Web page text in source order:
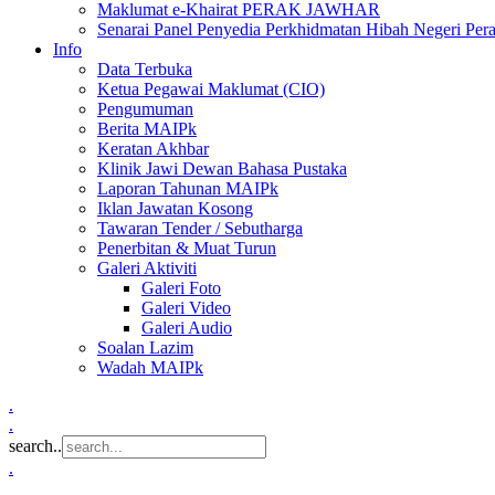
Maklumat e-Khairat PERAK JAWHAR
Senarai Panel Penyedia Perkhidmatan Hibah Negeri
Info
Data Terbuka
Ketua Pegawai Maklumat (CIO)
Pengumuman
Berita MAIPk
Keratan Akhbar
Klinik Jawi Dewan Bahasa Pustaka
Laporan Tahunan MAIPk
Iklan Jawatan Kosong
Tawaran Tender / Sebutharga
Penerbitan & Muat Turun
Galeri Aktiviti
Galeri Foto
Galeri Video
Galeri Audio
Soalan Lazim
Wadah MAIPk
.
.
search..
.